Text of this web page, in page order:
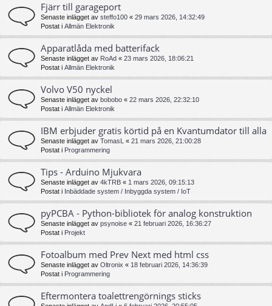
Fjärr till garageport
Senaste inlägget av steffo100 « 29 mars 2026, 14:32:49
Postat i Allmän Elektronik
Apparatlåda med batterifack
Senaste inlägget av RoAd « 23 mars 2026, 18:06:21
Postat i Allmän Elektronik
Volvo V50 nyckel
Senaste inlägget av bobobo « 22 mars 2026, 22:32:10
Postat i Allmän Elektronik
IBM erbjuder gratis körtid på en Kvantumdator till alla
Senaste inlägget av TomasL « 21 mars 2026, 21:00:28
Postat i Programmering
Tips - Arduino Mjukvara
Senaste inlägget av 4kTRB « 1 mars 2026, 09:15:13
Postat i Inbäddade system / Inbyggda system / IoT
pyPCBA - Python-bibliotek för analog konstruktion
Senaste inlägget av psynoise « 21 februari 2026, 16:36:27
Postat i Projekt
Fotoalbum med Prev Next med html css
Senaste inlägget av Oltronix « 18 februari 2026, 14:36:39
Postat i Programmering
Eftermontera toalettrengörnings sticks